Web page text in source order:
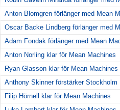
Anton Blomgren förlänger med Mean
Oscar Backe Lindberg förlänger med
Adam Fondak förlänger med Mean
Anton Norling klar för Mean Machines
Ryan Glasson klar för Mean Machines
Anthony Skinner förstärker Stockholm
Filip Hörnell klar för Mean Machines